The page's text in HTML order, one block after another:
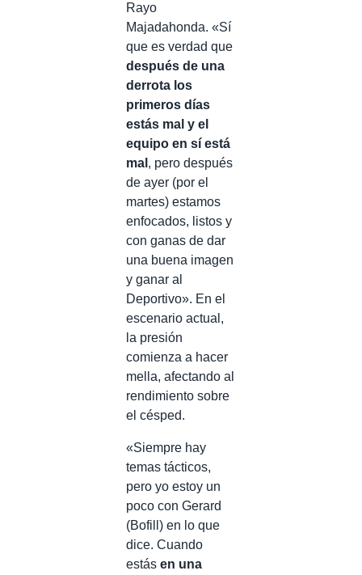
Rayo
Majadahonda. «Sí
que es verdad que
después de una
derrota los
primeros días
estás mal y el
equipo en sí está
mal , pero después
de ayer (por el
martes) estamos
enfocados, listos y
con ganas de dar
una buena imagen
y ganar al
Deportivo». En el
escenario actual,
la presión
comienza a hacer
mella, afectando al
rendimiento sobre
el césped.
«Siempre hay
temas tácticos,
pero yo estoy un
poco con Gerard
(Bofill) en lo que
dice. Cuando
estás en una